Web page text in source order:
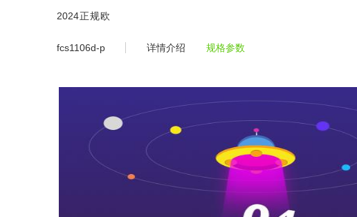
fcs1106d-2024正规欧洲杯平台
2024正规欧
洲杯平
fcs1106d-p 详情介绍 规格参数